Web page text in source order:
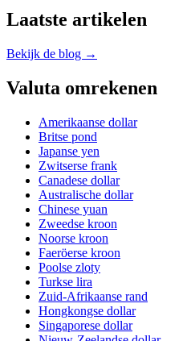
Laatste artikelen
Bekijk de blog →
Valuta omrekenen
Amerikaanse dollar
Britse pond
Japanse yen
Zwitserse frank
Canadese dollar
Australische dollar
Chinese yuan
Zweedse kroon
Noorse kroon
Faeröerse kroon
Poolse zloty
Turkse lira
Zuid-Afrikaanse rand
Hongkongse dollar
Singaporese dollar